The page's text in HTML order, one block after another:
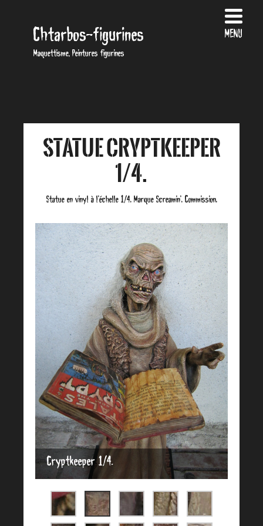
Chtarbos-figurines
Maquettisme, Peintures figurines
Statue Cryptkeeper
1/4.
Statue en vinyl à l’échelle 1/4. Marque Screamin’. Commission.
Cryptkeeper 1/4.
MENU